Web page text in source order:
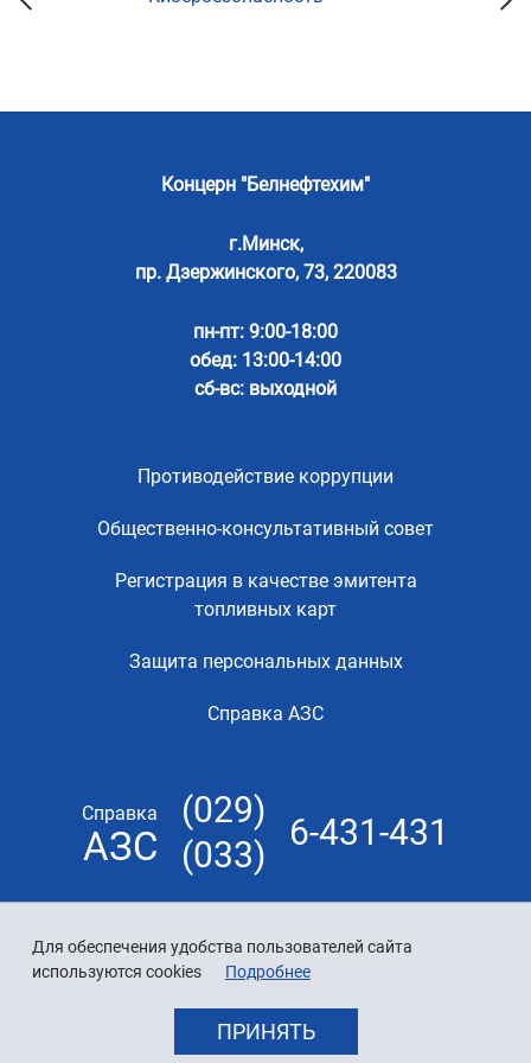
Для обеспечения удобства пользователей сайта
используются cookies
Подробнее
ПРИНЯТЬ
Концерн "Белнефтехим"
г.Минск,
пр. Дзержинского, 73, 220083
пн-пт: 9:00-18:00
обед: 13:00-14:00
сб-вс: выходной
Противодействие коррупции
Общественно-консультативный совет
Регистрация в качестве эмитента
топливных карт
Защита персональных данных
Справка АЗС
Справка
АЗС
(029)
(033)
6-431-431